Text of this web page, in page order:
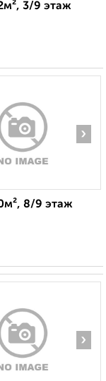
3/9 этаж
›
8/9 этаж
›